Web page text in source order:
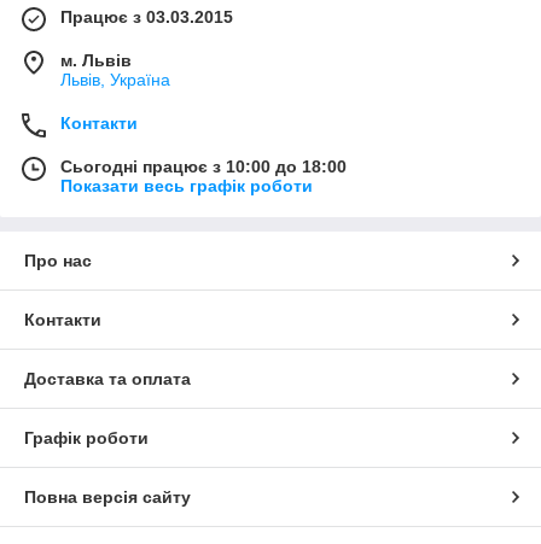
Працює з 03.03.2015
м. Львів
Львів, Україна
Контакти
Сьогодні працює з 10:00 до 18:00
Показати весь графік роботи
Про нас
Контакти
Доставка та оплата
Графік роботи
Повна версія сайту